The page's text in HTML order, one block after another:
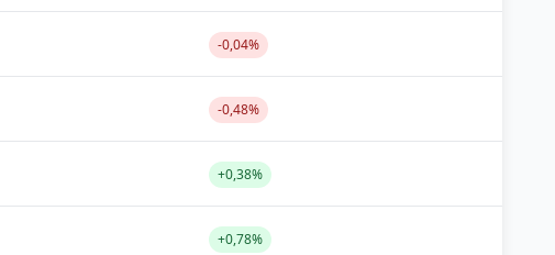
-0,04%
-0,48%
+0,38%
+0,78%